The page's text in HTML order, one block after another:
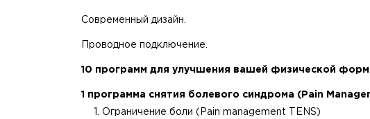
Современный дизайн.
Проводное подключение.
10 программ для улучшения вашей физической
1 программа снятия болевого синдрома (Pain
Ограничение боли (Pain management TENS)